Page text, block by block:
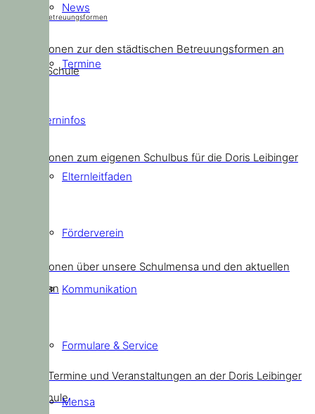
News
Termine
Elterninfos
Elternleitfaden
Förderverein
Kommunikation
Formulare & Service
Mensa
Städtische Betreuungsformen
Informationen zur den städtischen Betreuungsformen an
unserer Schule
Informationen zum eigenen Schulbus für die Doris Leibinger
Informationen über unsere Schulmensa und den aktuellen
Speiseplan
Aktuelle Termine und Veranstaltungen an der Doris Leibinger
Grundschule